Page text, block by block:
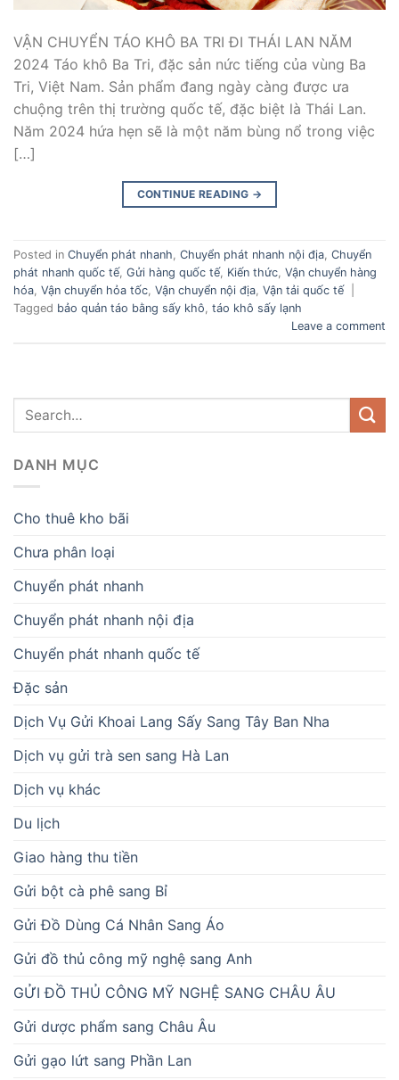
VẬN CHUYỂN TÁO KHÔ BA TRI ĐI THÁI LAN NĂM
2024 Táo khô Ba Tri, đặc sản nức tiếng của vùng Ba
Tri, Việt Nam. Sản phẩm đang ngày càng được ưa
chuộng trên thị trường quốc tế, đặc biệt là Thái Lan.
Năm 2024 hứa hẹn sẽ là một năm bùng nổ trong việc
[…]
CONTINUE READING →
Posted in Chuyển phát nhanh, Chuyển phát nhanh nội địa, Chuyển
phát nhanh quốc tế, Gửi hàng quốc tế, Kiến thức, Vận chuyển hàng
hóa, Vận chuyển hỏa tốc, Vận chuyển nội địa, Vận tải quốc tế
Tagged bảo quản táo bằng sấy khô, táo khô sấy lạnh
Leave a comment
DANH MỤC
Cho thuê kho bãi
Chưa phân loại
Chuyển phát nhanh
Chuyển phát nhanh nội địa
Chuyển phát nhanh quốc tế
Đặc sản
Dịch Vụ Gửi Khoai Lang Sấy Sang Tây Ban Nha
Dịch vụ gửi trà sen sang Hà Lan
Dịch vụ khác
Du lịch
Giao hàng thu tiền
Gửi bột cà phê sang Bỉ
Gửi Đồ Dùng Cá Nhân Sang Áo
Gửi đồ thủ công mỹ nghệ sang Anh
GỬI ĐỒ THỦ CÔNG MỸ NGHỆ SANG CHÂU ÂU
Gửi dược phẩm sang Châu Âu
Gửi gạo lứt sang Phần Lan